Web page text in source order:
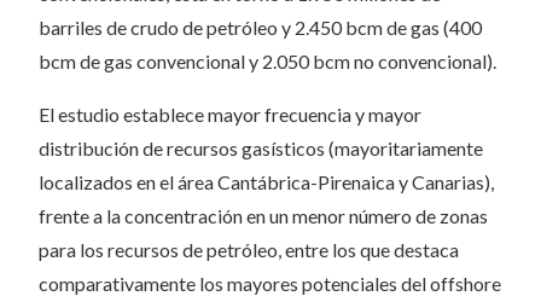
barriles de crudo de petróleo y 2.450 bcm de gas (400
bcm de gas convencional y 2.050 bcm no convencional).
El estudio establece mayor frecuencia y mayor
distribución de recursos gasísticos (mayoritariamente
localizados en el área Cantábrica-Pirenaica y Canarias),
frente a la concentración en un menor número de zonas
para los recursos de petróleo, entre los que destaca
comparativamente los mayores potenciales del offshore